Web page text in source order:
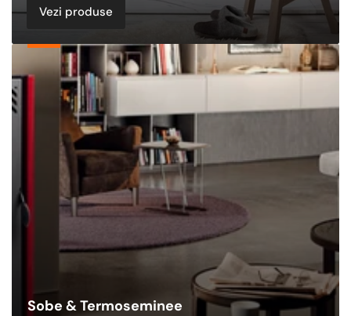
Vezi produse
Sobe
&
Termoseminee
Sobe & Termoseminee